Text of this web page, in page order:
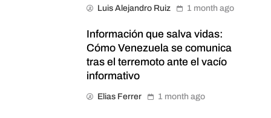
Luis Alejandro Ruiz 1 month ago
Información que salva vidas:
Cómo Venezuela se comunica
tras el terremoto ante el vacío
informativo
Elias Ferrer 1 month ago